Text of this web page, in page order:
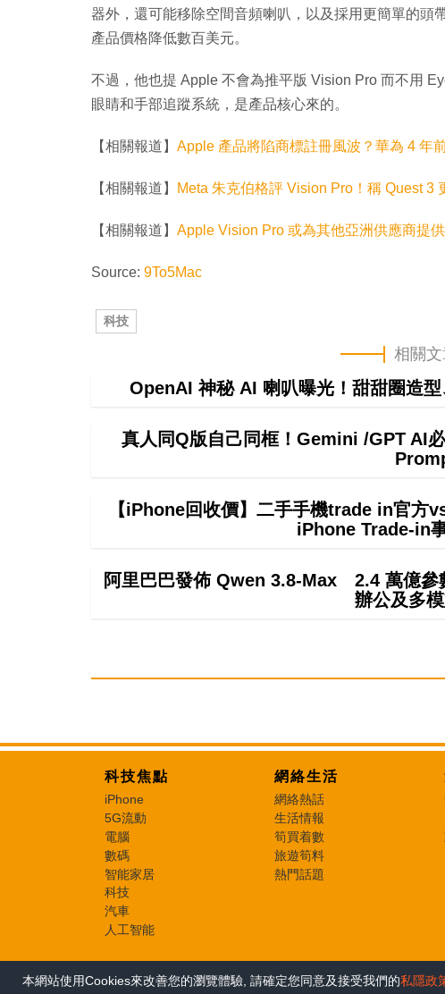
本網站使用Cookies來改善您的瀏覽體驗, 請確定您同意及接受我們的私隱政
器外，還可能移除空間音頻喇叭，以及採用更簡單的頭
產品價格降低數百美元。
不過，他也提 Apple 不會為推平版 Vision Pro 而不用
眼睛和手部追蹤系統，是產品核心來的。
【相關報道】 Apple 產品將陷商標註冊風波？華為 4 年
【相關報道】 Meta 朱克伯格評 Vision Pro！稱 Quest 3
【相關報道】 Apple Vision Pro 或為其他亞洲供應商提
Source: 9To5Mac
科技
相關文
OpenAI 神秘 AI 喇叭曝光！甜甜圈造
真人同Q版自己同框！Gemini /GPT AI
【iPhone回收價】二手手機trade in官方
iPhone Trade-in
阿里巴巴發佈 Qwen 3.8-Max 2.4 萬億參
辦公及多
科技焦點
iPhone
5G流動
電腦
數碼
智能家居
科技
汽車
人工智能
網絡生活
網絡熱話
生活情報
筍買着數
旅遊筍料
熱門話題